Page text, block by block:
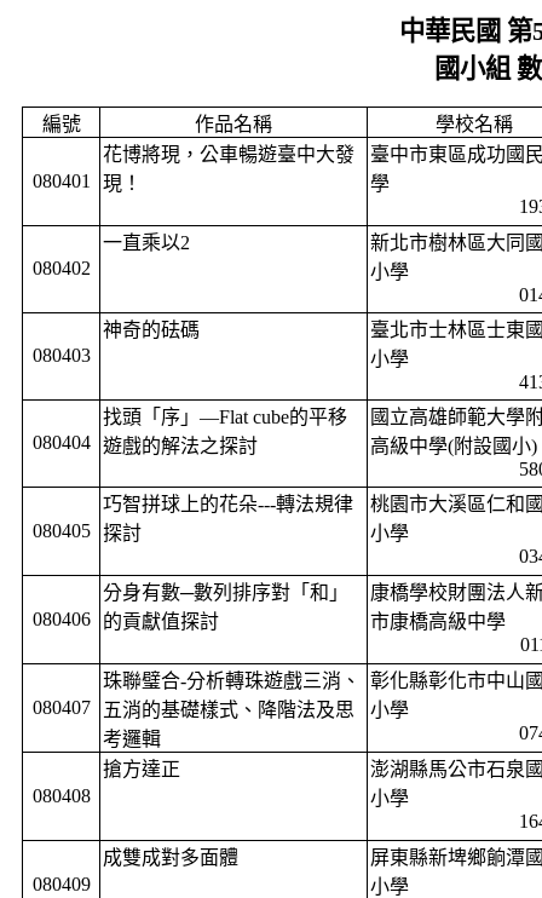
中華民國 第
國小組
編號 作品名稱 學校名稱
080401
花博將現，公車暢遊臺中大發
現！
臺中市東區成功國
學
080402
一直乘以2
新北市樹林區大同
小學
080403
神奇的砝碼
臺北市士林區士東
小學
080404
找頭「序」—Flat cube的平移
遊戲的解法之探討
國立高雄師範大學
高級中學(附設國小)
080405
巧智拼球上的花朵---轉法規律
探討
桃園市大溪區仁和
小學
080406
分身有數─數列排序對「和」
的貢獻值探討
康橋學校財團法人
市康橋高級中學
080407
珠聯璧合-分析轉珠遊戲三消、
五消的基礎樣式、降階法及思
考邏輯
彰化縣彰化市中山
小學
080408
搶方達正
澎湖縣馬公市石泉
小學
080409
成雙成對多面體
屏東縣新埤鄉餉潭
小學